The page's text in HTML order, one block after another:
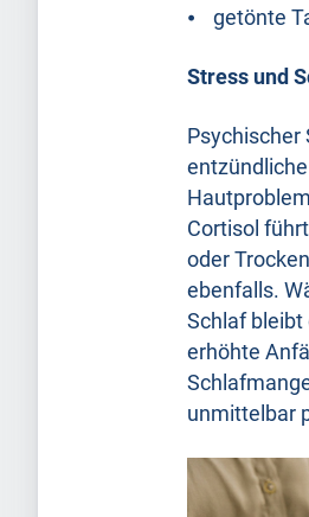
⦁ getönte
Stress und
Psychischer
Cortisol
oder
ebenfalls.
Schlaf bleibt
erhöhte
unmittelbar